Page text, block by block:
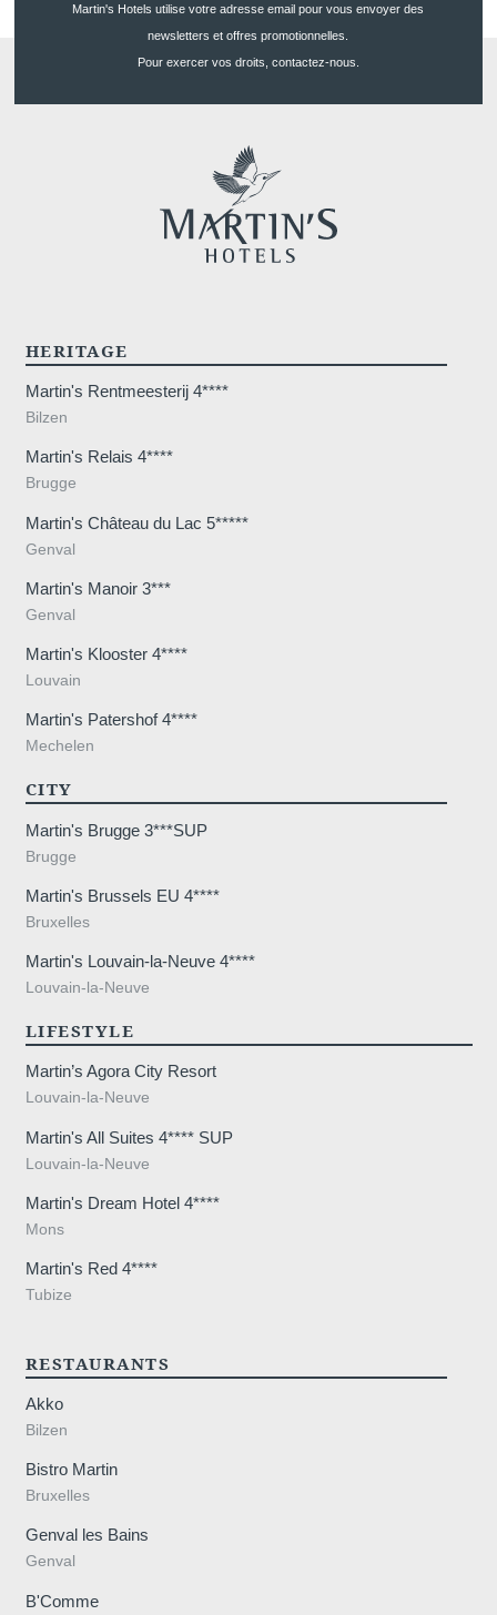
Martin's Hotels utilise votre adresse email pour vous envoyer des
newsletters et offres promotionnelles.
Pour exercer vos droits, contactez-nous.
HERITAGE
Martin's Rentmeesterij 4****
Bilzen
Martin's Relais 4****
Brugge
Martin's Château du Lac 5*****
Genval
Martin's Manoir 3***
Genval
Martin's Klooster 4****
Louvain
Martin's Patershof 4****
Mechelen
CITY
Martin's Brugge 3***SUP
Brugge
Martin's Brussels EU 4****
Bruxelles
Martin's Louvain-la-Neuve 4****
Louvain-la-Neuve
LIFESTYLE
Martin’s Agora City Resort
Louvain-la-Neuve
Martin's All Suites 4**** SUP
Louvain-la-Neuve
Martin's Dream Hotel 4****
Mons
Martin's Red 4****
Tubize
RESTAURANTS
Akko
Bilzen
Bistro Martin
Bruxelles
Genval les Bains
Genval
B'Comme